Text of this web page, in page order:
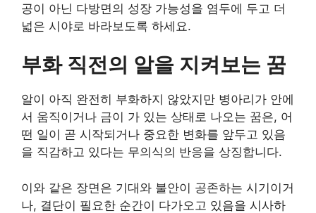
공이 아닌 다방면의 성장 가능성을 염두에 두고 더
넓은 시야로 바라보도록 하세요.
부화 직전의 알을 지켜보는 꿈
알이 아직 완전히 부화하지 않았지만 병아리가 안에
서 움직이거나 금이 가 있는 상태로 나오는 꿈은, 어
떤 일이 곧 시작되거나 중요한 변화를 앞두고 있음
을 직감하고 있다는 무의식의 반응을 상징합니다.
이와 같은 장면은 기대와 불안이 공존하는 시기이거
나, 결단이 필요한 순간이 다가오고 있음을 시사하